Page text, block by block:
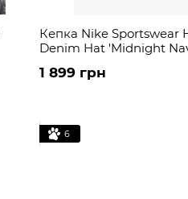
Кепка Nike Sportswear
Denim Hat 'Midnight
1 899 грн
6